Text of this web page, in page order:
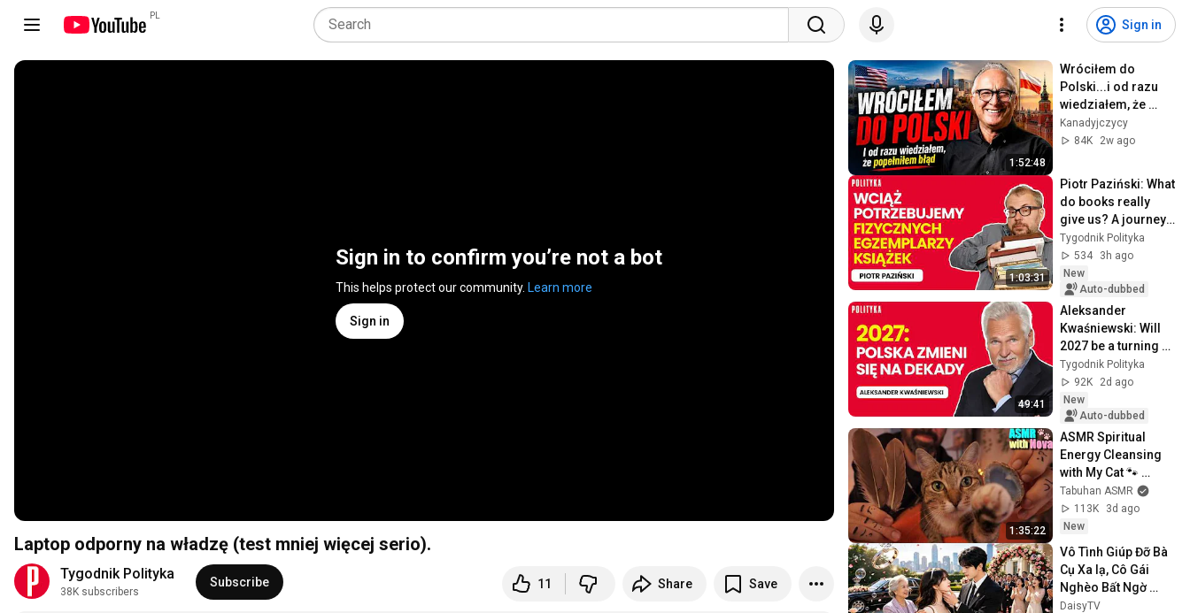
PL
Sign in
Sign in to confirm you’re not a bot
This helps protect our community. Learn more
Sign in
Laptop odporny na władzę (test mniej więcej serio).
Tygodnik Polityka
38K subscribers
Subscribe 11 Share Save
1:52:48
Wróciłem do
Polski...i od razu
wiedziałem, że
popełniłem błąd
Kanadyjczycy
84K
2w ago
1:03:31
Piotr Paziński: What
do books really
give us? A journey
from Homer to
Lem! | Tygodnik
Polityka
Tygodnik Polityka
534
3h ago
New
Auto-dubbed
49:41
Aleksander
Kwaśniewski: Will
2027 be a turning
point like 2005? The
end of the
Kaczyński era and
...
Tygodnik Polityka
92K
2d ago
New
Auto-dubbed
1:35:22
ASMR Spiritual
Energy Cleansing
with My Cat 🐾
Purring & Reiki for
Sleep & Stress
Relief
Tabuhan ASMR
113K
3d ago
New
Vô Tình Giúp Đỡ Bà
Cụ Xa lạ, Cô Gái
Nghèo Bất Ngờ
Được Gả Cho Tổng
DaisyTV